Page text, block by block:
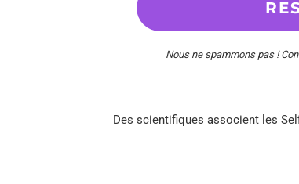
Nous ne spammons pas !
Des scientifiques associent les